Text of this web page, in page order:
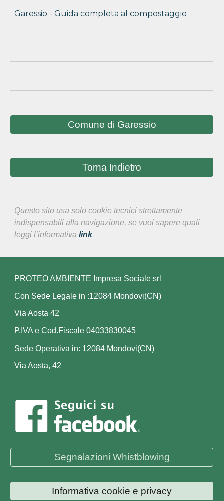
Garessio - Guida completa al compostaggio
Comune di Garessio
Torna Indietro
Questo sito usa solo cookie tecnici strettamente
indispensabili alla navigazione, se vuoi sapere quali
leggi l’informativalink
PROTEO AMBIENTE Impresa Sociale srl
Con Sede Legale in :12084 Mondovi(CN)
Via Aosta 42
P.IVA e Cod.Fiscale 04033830045
Sede Operativa in: 12084 Mondovi(CN)
Via Aosta, 42
Segnalazioni Whistblowing
Informativa cookie e privacy